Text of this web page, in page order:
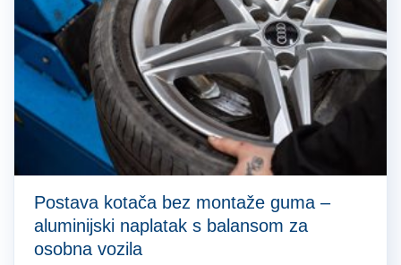
Postava kotača bez montaže guma –
aluminijski naplatak s balansom za
osobna vozila